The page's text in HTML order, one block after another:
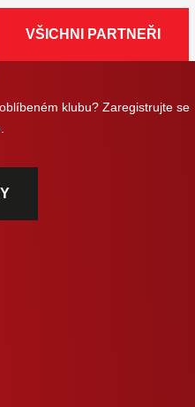
VŠICHNI PARTNEŘI
klubu? Zaregistrujte se